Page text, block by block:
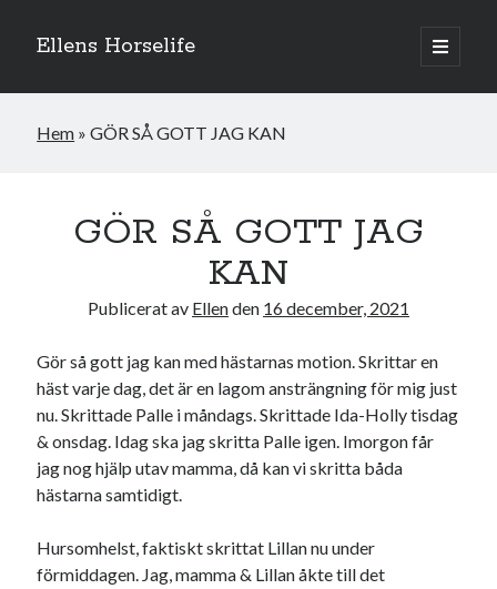
Ellens Horselife
öppna
primär
Sidopanel
Hej och välkomna till min blogg! Jag heter Ellen och är född 1996. På
denna bloggen kan ni följa min resa med hästarna, från ponnytävlingar i
dressyr & hoppning till MSV hopp & dressyr på stor häst.
Sök
Hem »GÖR SÅ GOTT JAG KAN
GÖR SÅ GOTT JAG
KAN
Publicerat av Ellenden 16 december, 2021
Gör så gott jag kan med hästarnas motion. Skrittar en
häst varje dag, det är en lagom ansträngning för mig just
nu. Skrittade Palle i måndags. Skrittade Ida-Holly tisdag
& onsdag. Idag ska jag skritta Palle igen. Imorgon får
jag nog hjälp utav mamma, då kan vi skritta båda
hästarna samtidigt.
Hursomhelst, faktiskt skrittat Lillan nu under
förmiddagen. Jag, mamma & Lillan åkte till det